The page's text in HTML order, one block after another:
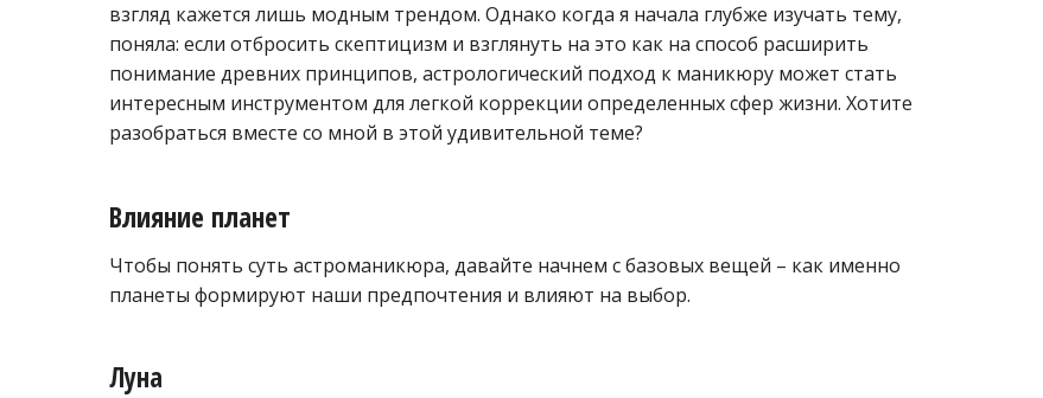
взгляд кажется лишь модным трендом. Однако когда я начала глубже изучать тему,
поняла: если отбросить скептицизм и взглянуть на это как на способ расширить
понимание древних принципов, астрологический подход к маникюру может стать
интересным инструментом для легкой коррекции определенных сфер жизни. Хотите
разобраться вместе со мной в этой удивительной теме?
Влияние планет
Чтобы понять суть астроманикюра, давайте начнем с базовых вещей – как именно
планеты формируют наши предпочтения и влияют на выбор.
Луна